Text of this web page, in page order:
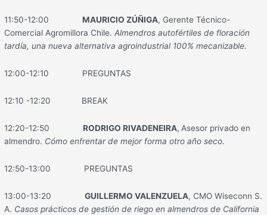
11:50-12:00MAURICIO ZÚÑIGA, Gerente Técnico-
Comercial Agromillora Chile.Almendros autofértiles de floración
tardía, una nueva alternativa agroindustrial 100% mecanizable.
12:00-12:10 PREGUNTAS
12:10 -12:20 BREAK
12:20-12:50RODRIGO RIVADENEIRA, Asesor privado en
almendro. Cómo enfrentar de mejor forma otro año seco.
12:50-13:00 PREGUNTAS
13:00-13:20GUILLERMO VALENZUELA, CMO Wiseconn S.
A. Casos prácticos de gestión de riego en almendros de California